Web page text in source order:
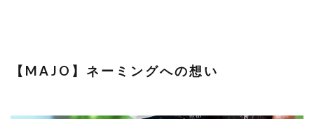
【MAJO】ネーミングへの想い